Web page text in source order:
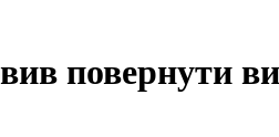
повернути